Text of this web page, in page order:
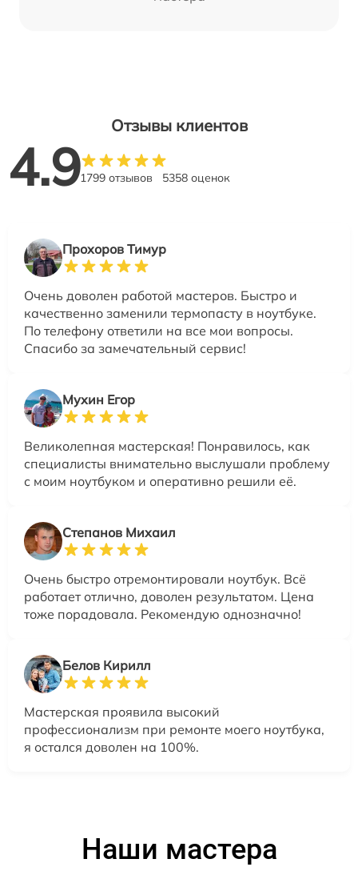
Отзывы клиентов
4.91799 отзывов 5358 оценок
Прохоров Тимур
Очень доволен работой мастеров. Быстро и
качественно заменили термопасту в ноутбуке.
По телефону ответили на все мои вопросы.
Спасибо за замечательный сервис!
Мухин Егор
Великолепная мастерская! Понравилось, как
специалисты внимательно выслушали проблему
с моим ноутбуком и оперативно решили её.
Степанов Михаил
Очень быстро отремонтировали ноутбук. Всё
работает отлично, доволен результатом. Цена
тоже порадовала. Рекомендую однозначно!
Белов Кирилл
Мастерская проявила высокий
профессионализм при ремонте моего ноутбука,
я остался доволен на 100%.
Наши мастера